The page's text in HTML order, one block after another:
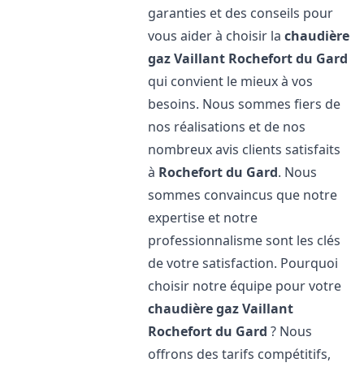
garanties et des conseils pour
vous aider à choisir lachaudière
gaz Vaillant Rochefort du Gard
qui convient le mieux à vos
besoins. Nous sommes fiers de
nos réalisations et de nos
nombreux avis clients satisfaits
à Rochefort du Gard. Nous
sommes convaincus que notre
expertise et notre
professionnalisme sont les clés
de votre satisfaction. Pourquoi
choisir notre équipe pour votre
chaudière gaz Vaillant
Rochefort du Gard ? Nous
offrons des tarifs compétitifs,